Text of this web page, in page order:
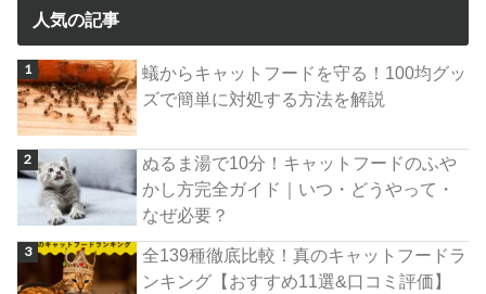
人気の記事
蟻からキャットフードを守る！100均グッ
ズで簡単に対処する方法を解説
ぬるま湯で10分！キャットフードのふや
かし方完全ガイド｜いつ・どうやって・
なぜ必要？
全139種徹底比較！真のキャットフードラ
ンキング【おすすめ11選&口コミ評価】